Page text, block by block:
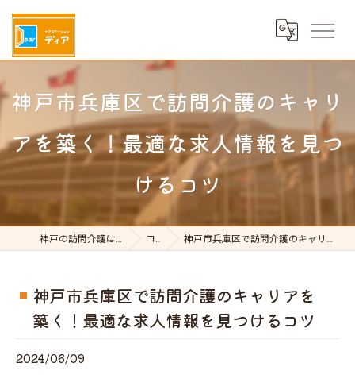
神戸市兵庫区で訪問介護のキャリ
アを築く！最適な求人情報を見つ
けるコツ
神戸の訪問介護はケアステーションDear コラム 神戸市兵庫区で訪問介護のキャリアを築く！最適な求人情報を見つけるコツ
神戸市兵庫区で訪問介護のキャリアを
築く！最適な求人情報を見つけるコツ
2024/06/09